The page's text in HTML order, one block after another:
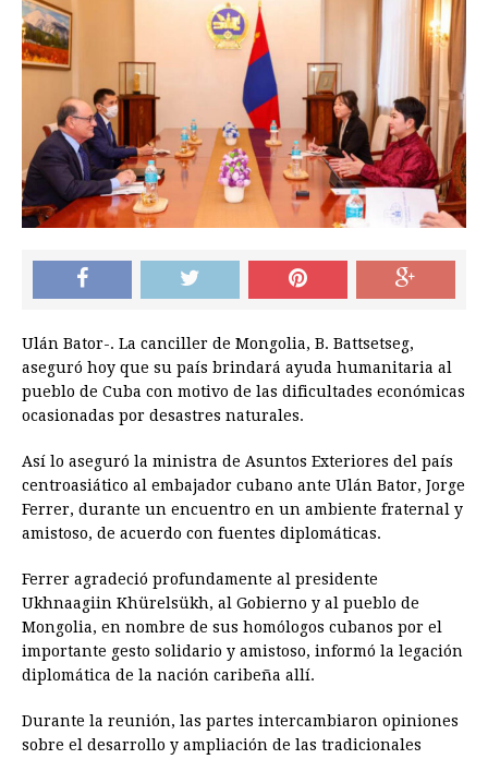
Ulán Bator-. La canciller de Mongolia, B. Battsetseg,
aseguró hoy que su país brindará ayuda humanitaria al
pueblo de Cuba con motivo de las dificultades económicas
ocasionadas por desastres naturales.
Así lo aseguró la ministra de Asuntos Exteriores del país
centroasiático al embajador cubano ante Ulán Bator, Jorge
Ferrer, durante un encuentro en un ambiente fraternal y
amistoso, de acuerdo con fuentes diplomáticas.
Ferrer agradeció profundamente al presidente
Ukhnaagiin Khürelsükh, al Gobierno y al pueblo de
Mongolia, en nombre de sus homólogos cubanos por el
importante gesto solidario y amistoso, informó la legación
diplomática de la nación caribeña allí.
Durante la reunión, las partes intercambiaron opiniones
sobre el desarrollo y ampliación de las tradicionales